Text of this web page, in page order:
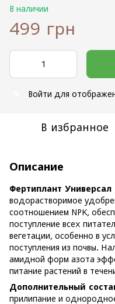
В наличии
499 грн
Войти для
В избранное
Описание
Фертиплант
водорастворимое
соотношением NPK,
поступление всех
вегетации, особенно в
поступления из почвы.
амидной форм азота
питание растений в
Дополнительный
прилипание и